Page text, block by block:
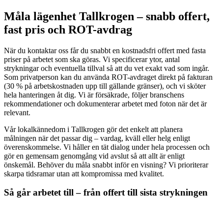
Måla lägenhet Tallkrogen – snabb offert,
fast pris och ROT-avdrag
När du kontaktar oss får du snabbt en kostnadsfri offert med fasta
priser på arbetet som ska göras. Vi specificerar ytor, antal
strykningar och eventuella tillval så att du vet exakt vad som ingår.
Som privatperson kan du använda ROT-avdraget direkt på fakturan
(30 % på arbetskostnaden upp till gällande gränser), och vi sköter
hela hanteringen åt dig. Vi är försäkrade, följer branschens
rekommendationer och dokumenterar arbetet med foton när det är
relevant.
Vår lokalkännedom i Tallkrogen gör det enkelt att planera
målningen när det passar dig – vardag, kväll eller helg enligt
överenskommelse. Vi håller en tät dialog under hela processen och
gör en gemensam genomgång vid avslut så att allt är enligt
önskemål. Behöver du måla snabbt inför en visning? Vi prioriterar
skarpa tidsramar utan att kompromissa med kvalitet.
Så går arbetet till – från offert till sista strykningen